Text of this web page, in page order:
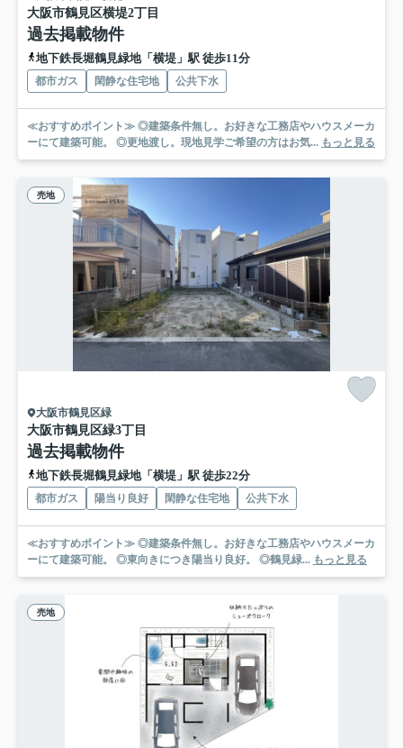
大阪市鶴見区横堤2丁目
過去掲載物件
地下鉄長堀鶴見緑地「横堤」駅 徒歩11分
都市ガス 閑静な住宅地 公共下水
≪おすすめポイント≫ ◎建築条件無し。お好きな工務店やハウスメーカ
ーにて建築可能。 ◎更地渡し。現地見学ご希望の方はお気... もっと見る
売地
大阪市鶴見区緑
大阪市鶴見区緑3丁目
過去掲載物件
地下鉄長堀鶴見緑地「横堤」駅 徒歩22分
都市ガス 陽当り良好 閑静な住宅地 公共下水
≪おすすめポイント≫ ◎建築条件無し。お好きな工務店やハウスメーカ
ーにて建築可能。 ◎東向きにつき陽当り良好。 ◎鶴見緑... もっと見る
売地